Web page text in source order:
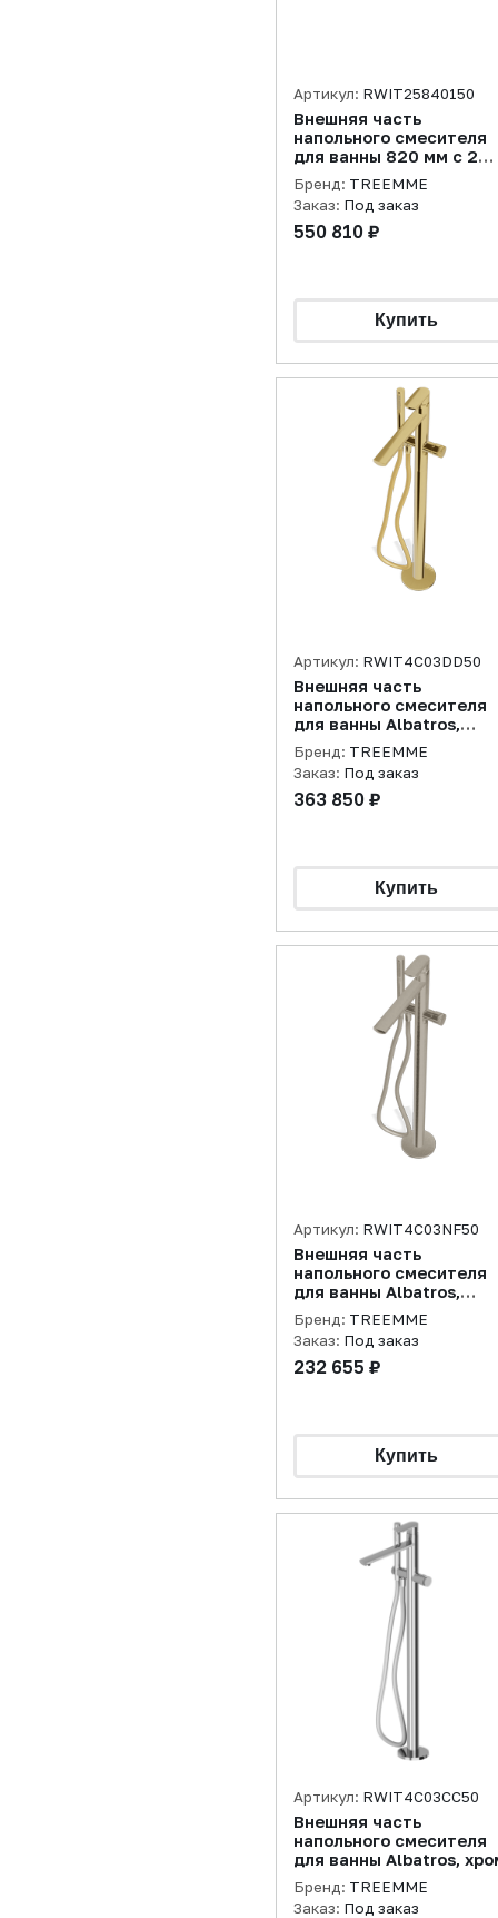
Артикул: RWIT25840150
Внешняя часть
напольного смесителя
для ванны 820 мм с 2
ручками 5mm, PVD 01 -
Gun Metal
Бренд: TREEMME
Заказ: Под заказ
550 810 ₽
Артикул: RWIT4C03DD50
Внешняя часть
напольного смесителя
для ванны Albatros,
золото
Бренд: TREEMME
Заказ: Под заказ
363 850 ₽
Артикул: RWIT4C03NF50
Внешняя часть
напольного смесителя
для ванны Albatros,
никель брашированный
Бренд: TREEMME
Заказ: Под заказ
232 655 ₽
Артикул: RWIT4C03CC50
Внешняя часть
напольного смесителя
для ванны Albatros,
Бренд: TREEMME
Заказ: Под заказ